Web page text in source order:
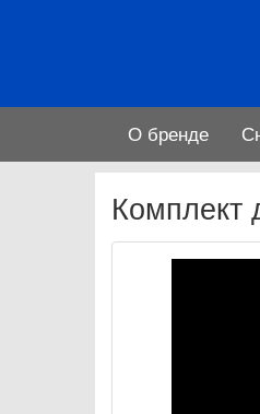
О бренде
Комплект